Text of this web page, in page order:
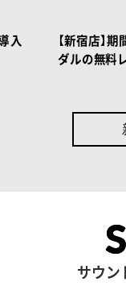
入
【新宿店】
ダルの無料
サウン